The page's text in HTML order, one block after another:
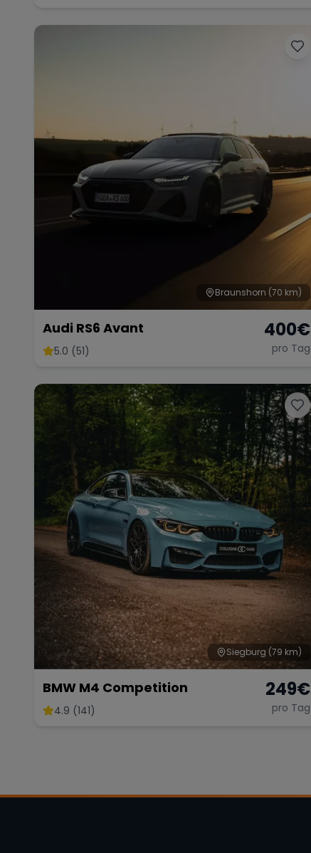
Braunshorn (70 km)
Audi RS6 Avant
5.0 (51)
400€
pro Tag
Siegburg (79 km)
BMW M4 Competition
4.9 (141)
249€
pro Tag